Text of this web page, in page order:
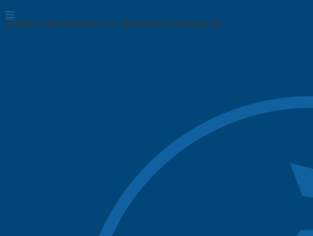
Collaborative Network for Wilderness Enthusiasts